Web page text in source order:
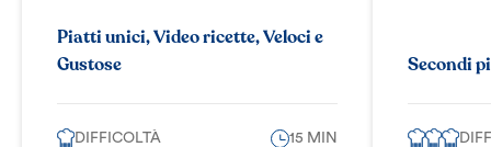
Piatti unici, Video ricette, Veloci e
Gustose
DIFFICOLTÀ 15 MIN
Secondi